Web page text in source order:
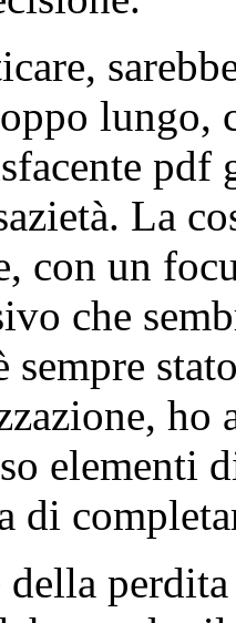
lungo,
La
con un
che
sempre
ho
elementi
di